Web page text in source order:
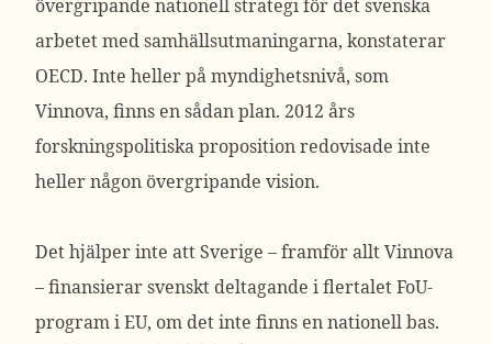
övergripande nationell strategi för det svenska
arbetet med samhällsutmaningarna, konstaterar
OECD. Inte heller på myndighetsnivå, som
Vinnova, finns en sådan plan. 2012 års
forskningspolitiska proposition redovisade inte
heller någon övergripande vision.
Det hjälper inte att Sverige – framför allt Vinnova
– finansierar svenskt deltagande i flertalet FoU-
program i EU, om det inte finns en nationell bas.